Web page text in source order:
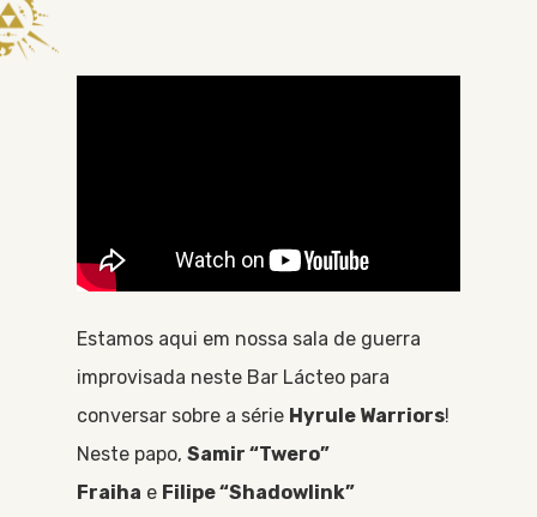
Estamos aqui em nossa sala de guerra
improvisada neste Bar Lácteo para
conversar sobre a série Hyrule Warriors!
Neste papo,Samir “Twero”
Fraiha e Filipe “Shadowlink”